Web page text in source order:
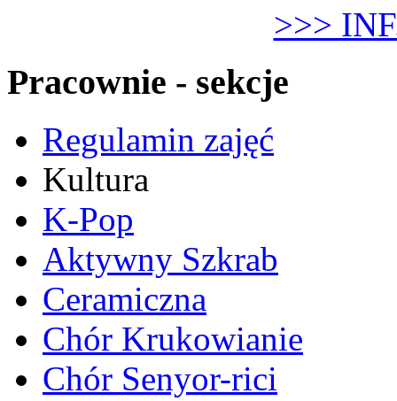
>>>
Pracownie - sekcje
Regulamin zajęć
Kultura
K-Pop
Aktywny Szkrab
Ceramiczna
Chór Krukowianie
Chór Senyor-rici